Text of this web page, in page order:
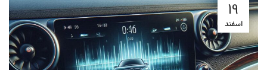
19
اسفند